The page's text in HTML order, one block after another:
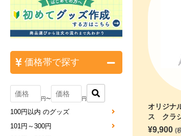
オリジ
ス クラ
ブルーラ
¥9,900 (
価格帯で探す
円〜 円
100円以内 のグッズ
101円～300円